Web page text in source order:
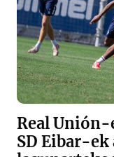
Real
SD Eibar-